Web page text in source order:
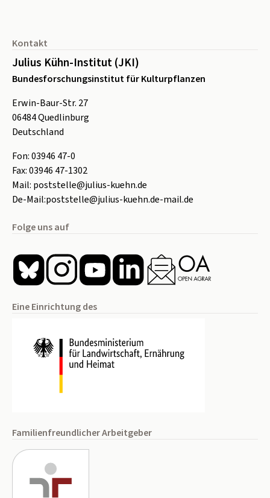
Kontakt
Julius Kühn-Institut (JKI)
Bundesforschungsinstitut für Kulturpflanzen
Erwin-Baur-Str. 27
06484Quedlinburg
Deutschland
Fon:03946 47-0
Fax:03946 47-1302
Mail: poststelle@julius-kuehn.de
De-Mail:poststelle@julius-kuehn.de-mail.de
Folge uns auf
Eine Einrichtung des
Familienfreundlicher Arbeitgeber